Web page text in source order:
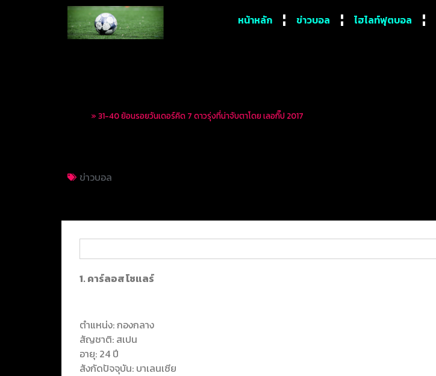
หน้าหลัก ข่าวบอล ไฮไลท์ฟุตบอล
» 31-40 ย้อนรอยวันเดอร์คิด 7 ดาวรุ่งที่น่าจับตาโดย เลอกิ๊ป 2017
ข่าวบอล
1. คาร์ลอส โซแลร์
ตำแหน่ง: กองกลาง
สัญชาติ: สเปน
อายุ: 24 ปี
สังกัดปัจจุบัน: บาเลนเซีย